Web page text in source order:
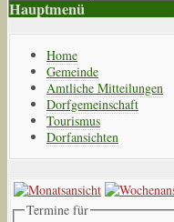
Hauptmenü
Home
Gemeinde
Amtliche Mitteilungen
Dorfgemeinschaft
Tourismus
Dorfansichten
Termine für